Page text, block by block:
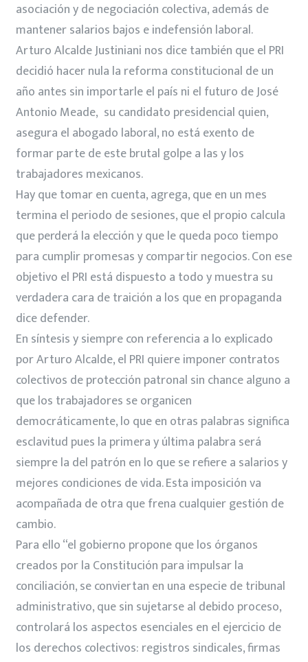
asociación y de negociación colectiva, además de
mantener salarios bajos e indefensión laboral.
Arturo Alcalde Justiniani nos dice también que el PRI
decidió hacer nula la reforma constitucional de un
año antes sin importarle el país ni el futuro de José
Antonio Meade, su candidato presidencial quien,
asegura el abogado laboral, no está exento de
formar parte de este brutal golpe a las y los
trabajadores mexicanos.
Hay que tomar en cuenta, agrega, que en un mes
termina el periodo de sesiones, que el propio calcula
que perderá la elección y que le queda poco tiempo
para cumplir promesas y compartir negocios. Con ese
objetivo el PRI está dispuesto a todo y muestra su
verdadera cara de traición a los que en propaganda
dice defender.
En síntesis y siempre con referencia a lo explicado
por Arturo Alcalde, el PRI quiere imponer contratos
colectivos de protección patronal sin chance alguno a
que los trabajadores se organicen
democráticamente, lo que en otras palabras significa
esclavitud pues la primera y última palabra será
siempre la del patrón en lo que se refiere a salarios y
mejores condiciones de vida. Esta imposición va
acompañada de otra que frena cualquier gestión de
cambio.
Para ello “el gobierno propone que los órganos
creados por la Constitución para impulsar la
conciliación, se conviertan en una especie de tribunal
administrativo, que sin sujetarse al debido proceso,
controlará los aspectos esenciales en el ejercicio de
los derechos colectivos: registros sindicales, firmas